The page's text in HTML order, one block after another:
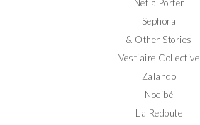
Net a Porter
Sephora
& Other Stories
Vestiaire Collective
Zalando
Nocibé
La Redoute